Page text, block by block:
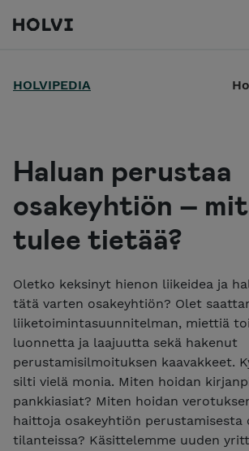
Holvi
HOLVIPEDIA
Haluan perustaa
osakeyhtiön –
tulee tietää?
Oletko keksinyt hienon liikeidea ja
tätä varten osakeyhtiön? Olet
liiketoimintasuunnitelman, miettiä
luonnetta ja laajuutta sekä hakenut
perustamisilmoituksen kaavakkeet.
silti vielä monia. Miten hoidan
pankkiasiat? Miten hoidan
haittoja osakeyhtiön perustamisesta
tilanteissa? Käsittelemme uuden